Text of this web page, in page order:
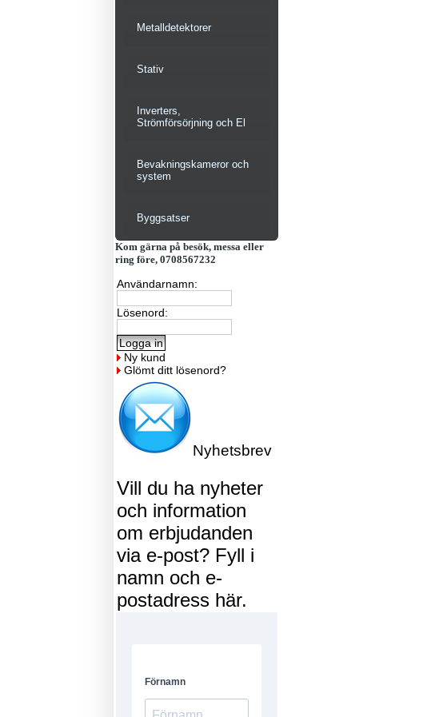
Metalldetektorer
Stativ
Inverters,
Strömförsörjning och El
Bevakningskameror och
system
Byggsatser
Kom gärna på besök, messa eller
ring före, 0708567232
Användarnamn:
Lösenord:
Ny kund
Glömt ditt lösenord?
Nyhetsbrev
Vill du ha nyheter
och information
om erbjudanden
via e-post? Fyll i
namn och e-
postadress här.